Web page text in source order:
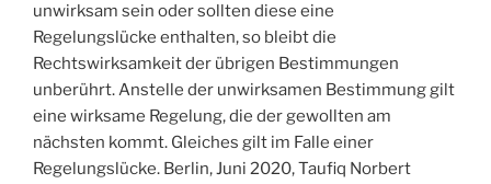
unwirksam sein oder sollten diese eine
Regelungslücke enthalten, so bleibt die
Rechtswirksamkeit der übrigen Bestimmungen
unberührt. Anstelle der unwirksamen Bestimmung gilt
eine wirksame Regelung, die der gewollten am
nächsten kommt. Gleiches gilt im Falle einer
Regelungslücke. Berlin, Juni 2020, Taufiq Norbert